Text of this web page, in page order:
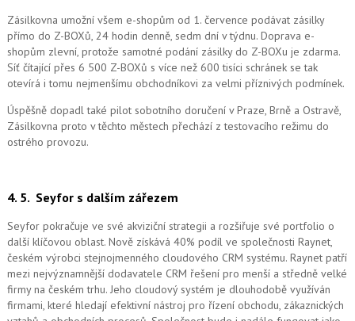
Zásilkovna umožní všem e-shopům od 1. července podávat zásilky
přímo do Z-BOXů, 24 hodin denně, sedm dní v týdnu. Doprava e-
shopům zlevní, protože samotné podání zásilky do Z-BOXu je zdarma.
Síť čítající přes 6 500 Z-BOXů s více než 600 tisíci schránek se tak
otevírá i tomu nejmenšímu obchodníkovi za velmi příznivých podmínek.
Úspěšně dopadl také pilot sobotního doručení v Praze, Brně a Ostravě,
Zásilkovna proto v těchto městech přechází z testovacího režimu do
ostrého provozu.
4. 5. Seyfor s dalším zářezem
Seyfor pokračuje ve své akviziční strategii a rozšiřuje své portfolio o
další klíčovou oblast. Nově získává 40% podíl ve společnosti Raynet,
českém výrobci stejnojmenného cloudového CRM systému. Raynet patří
mezi nejvýznamnější dodavatele CRM řešení pro menší a středně velké
firmy na českém trhu. Jeho cloudový systém je dlouhodobě využíván
firmami, které hledají efektivní nástroj pro řízení obchodu, zákaznických